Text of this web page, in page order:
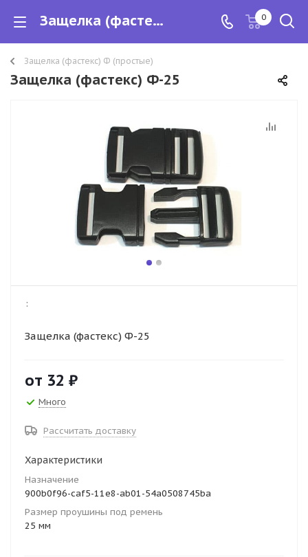
Защелка (фастекс) Ф-25 0
Защелка (фастекс) Ф (простые)
Защелка (фастекс) Ф-25
:
Защелка (фастекс) Ф-25
от 32 ₽
Много
Рассчитать доставку
Характеристики
Назначение
900b0f96-caf5-11e8-ab01-54a0508745ba
Размер проушины под ремень
25 мм